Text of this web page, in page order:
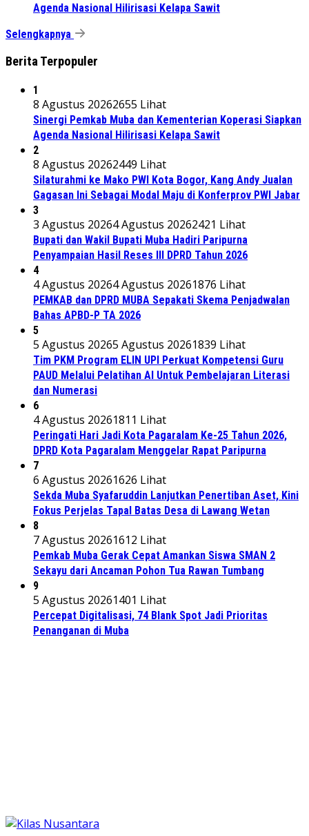
Agenda Nasional Hilirisasi Kelapa Sawit
Selengkapnya
Berita Terpopuler
1
8 Agustus 20262655 Lihat
Sinergi Pemkab Muba dan Kementerian Koperasi Siapkan
Agenda Nasional Hilirisasi Kelapa Sawit
2
8 Agustus 20262449 Lihat
Silaturahmi ke Mako PWI Kota Bogor, Kang Andy Jualan
Gagasan Ini Sebagai Modal Maju di Konferprov PWI Jabar
3
3 Agustus 20264 Agustus 20262421 Lihat
Bupati dan Wakil Bupati Muba Hadiri Paripurna
Penyampaian Hasil Reses III DPRD Tahun 2026
4
4 Agustus 20264 Agustus 20261876 Lihat
PEMKAB dan DPRD MUBA Sepakati Skema Penjadwalan
Bahas APBD-P TA 2026
5
5 Agustus 20265 Agustus 20261839 Lihat
Tim PKM Program ELIN UPI Perkuat Kompetensi Guru
PAUD Melalui Pelatihan AI Untuk Pembelajaran Literasi
dan Numerasi
6
4 Agustus 20261811 Lihat
Peringati Hari Jadi Kota Pagaralam Ke-25 Tahun 2026,
DPRD Kota Pagaralam Menggelar Rapat Paripurna
7
6 Agustus 20261626 Lihat
Sekda Muba Syafaruddin Lanjutkan Penertiban Aset, Kini
Fokus Perjelas Tapal Batas Desa di Lawang Wetan
8
7 Agustus 20261612 Lihat
Pemkab Muba Gerak Cepat Amankan Siswa SMAN 2
Sekayu dari Ancaman Pohon Tua Rawan Tumbang
9
5 Agustus 20261401 Lihat
Percepat Digitalisasi, 74 Blank Spot Jadi Prioritas
Penanganan di Muba